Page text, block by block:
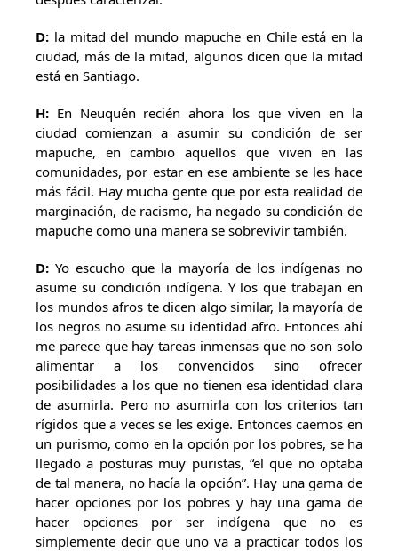
D: la mitad del mundo mapuche en Chile está en la
ciudad, más de la mitad, algunos dicen que la mitad
está en Santiago.
H: En Neuquén recién ahora los que viven en la
ciudad comienzan a asumir su condición de ser
mapuche, en cambio aquellos que viven en las
comunidades, por estar en ese ambiente se les hace
más fácil. Hay mucha gente que por esta realidad de
marginación, de racismo, ha negado su condición de
mapuche como una manera se sobrevivir también.
D: Yo escucho que la mayoría de los indígenas no
asume su condición indígena. Y los que trabajan en
los mundos afros te dicen algo similar, la mayoría de
los negros no asume su identidad afro. Entonces ahí
me parece que hay tareas inmensas que no son solo
alimentar a los convencidos sino ofrecer
posibilidades a los que no tienen esa identidad clara
de asumirla. Pero no asumirla con los criterios tan
rígidos que a veces se les exige. Entonces caemos en
un purismo, como en la opción por los pobres, se ha
llegado a posturas muy puristas, “el que no optaba
de tal manera, no hacía la opción”. Hay una gama de
hacer opciones por los pobres y hay una gama de
hacer opciones por ser indígena que no es
simplemente decir que uno va a practicar todos los